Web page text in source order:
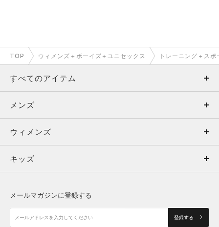
TOP ウィメンズ＋ボーイズ＋ユニセックス トレーニング＋ス
すべてのアイテム
メンズ
ウィメンズ
キッズ
アクセサリー
メンズ
トップス
ボトムス
アクセサリー
ウィメンズ
トップス
シューズ
キッズ
メールマガジンに登録する
登録する